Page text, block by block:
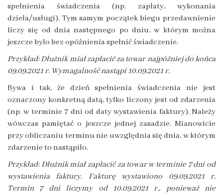
spełnienia świadczenia (np. zapłaty, wykonania
dzieła/usługi). Tym samym początek biegu przedawnienie
liczy się od dnia następnego po dniu, w którym można
jeszcze było bez opóźnienia spełnić świadczenie.
Przykład: Dłużnik miał zapłacić za towar najpóźniej do końca
09.09.2021 r. Wymagalność nastąpi 10.09.2021 r.
Bywa i tak, że dzień spełnienia świadczenia nie jest
oznaczony konkretną datą, tylko liczony jest od zdarzenia
(np. w terminie 7 dni od daty wystawienia faktury). Należy
wówczas pamiętać o jeszcze jednej zasadzie. Mianowicie
przy obliczaniu terminu nie uwzględnia się dnia, w którym
zdarzenie to nastąpiło.
Przykład: Dłużnik miał zapłacić za towar w terminie 7 dni od
wystawienia faktury. Fakturę wystawiono 09.09.2021 r.
Termin 7 dni liczymy od 10.09.2021 r., ponieważ nie